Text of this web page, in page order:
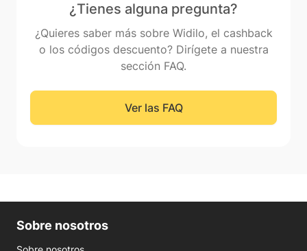
¿Tienes alguna pregunta?
¿Quieres saber más sobre Widilo, el cashback
o los códigos descuento? Dirígete a nuestra
sección FAQ.
Ver las FAQ
Sobre nosotros